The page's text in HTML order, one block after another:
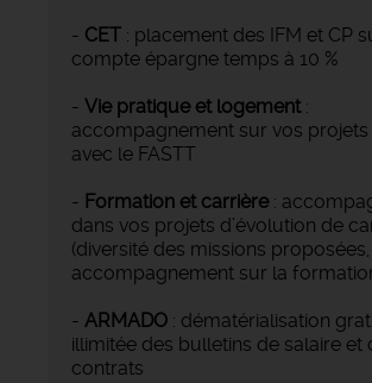
- CET : placement des IFM et CP
compte épargne temps à 10 %
- Vie pratique et logement:
accompagnement sur vos projets
avec le FASTT
- Formation et carrière:
dans vos projets d’évolution de
(diversité des missions proposées,
accompagnement sur la
- ARMADO : dématérialisation
illimitée des bulletins de salaire et
contrats